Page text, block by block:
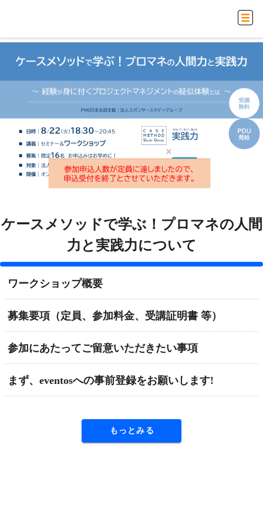
ケースメソッドで学ぶ！プロマネの人間
力と実践力について
ワークショップ概要
募集要項（定員、参加料金、受講証明書 等）
参加にあたってご留意いただきたい事項
まず、eventosへの事前登録をお願いします!
もっとみる